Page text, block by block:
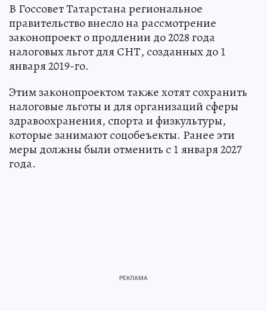
В Госсовет Татарстана региональное
правительство внесло на рассмотрение
законопроект о продлении до 2028 года
налоговых льгот для СНТ, созданных до 1
января 2019-го.
Этим законопроектом также хотят сохранить
налоговые льготы и для организаций сферы
здравоохранения, спорта и физкультуры,
которые занимают соцобеъекты. Ранее эти
меры должны были отменить с 1 января 2027
года.